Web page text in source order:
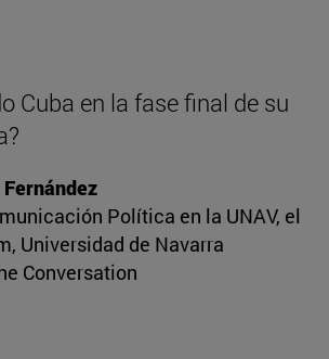
Cuba en la fase final de su
Política en la UNAV, el
Universidad de Navarra
Conversation